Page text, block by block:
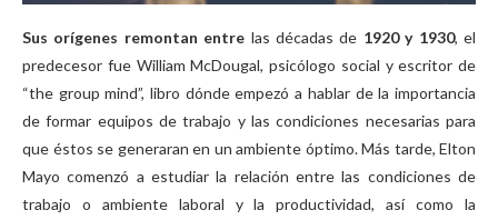
Sus orígenes remontan entre las décadas de 1920 y 1930, el
predecesor fue William McDougal, psicólogo social y escritor de
“the group mind”, libro dónde empezó a hablar de la importancia
de formar equipos de trabajo y las condiciones necesarias para
que éstos se generaran en un ambiente óptimo. Más tarde, Elton
Mayo comenzó a estudiar la relación entre las condiciones de
trabajo o ambiente laboral y la productividad, así como la